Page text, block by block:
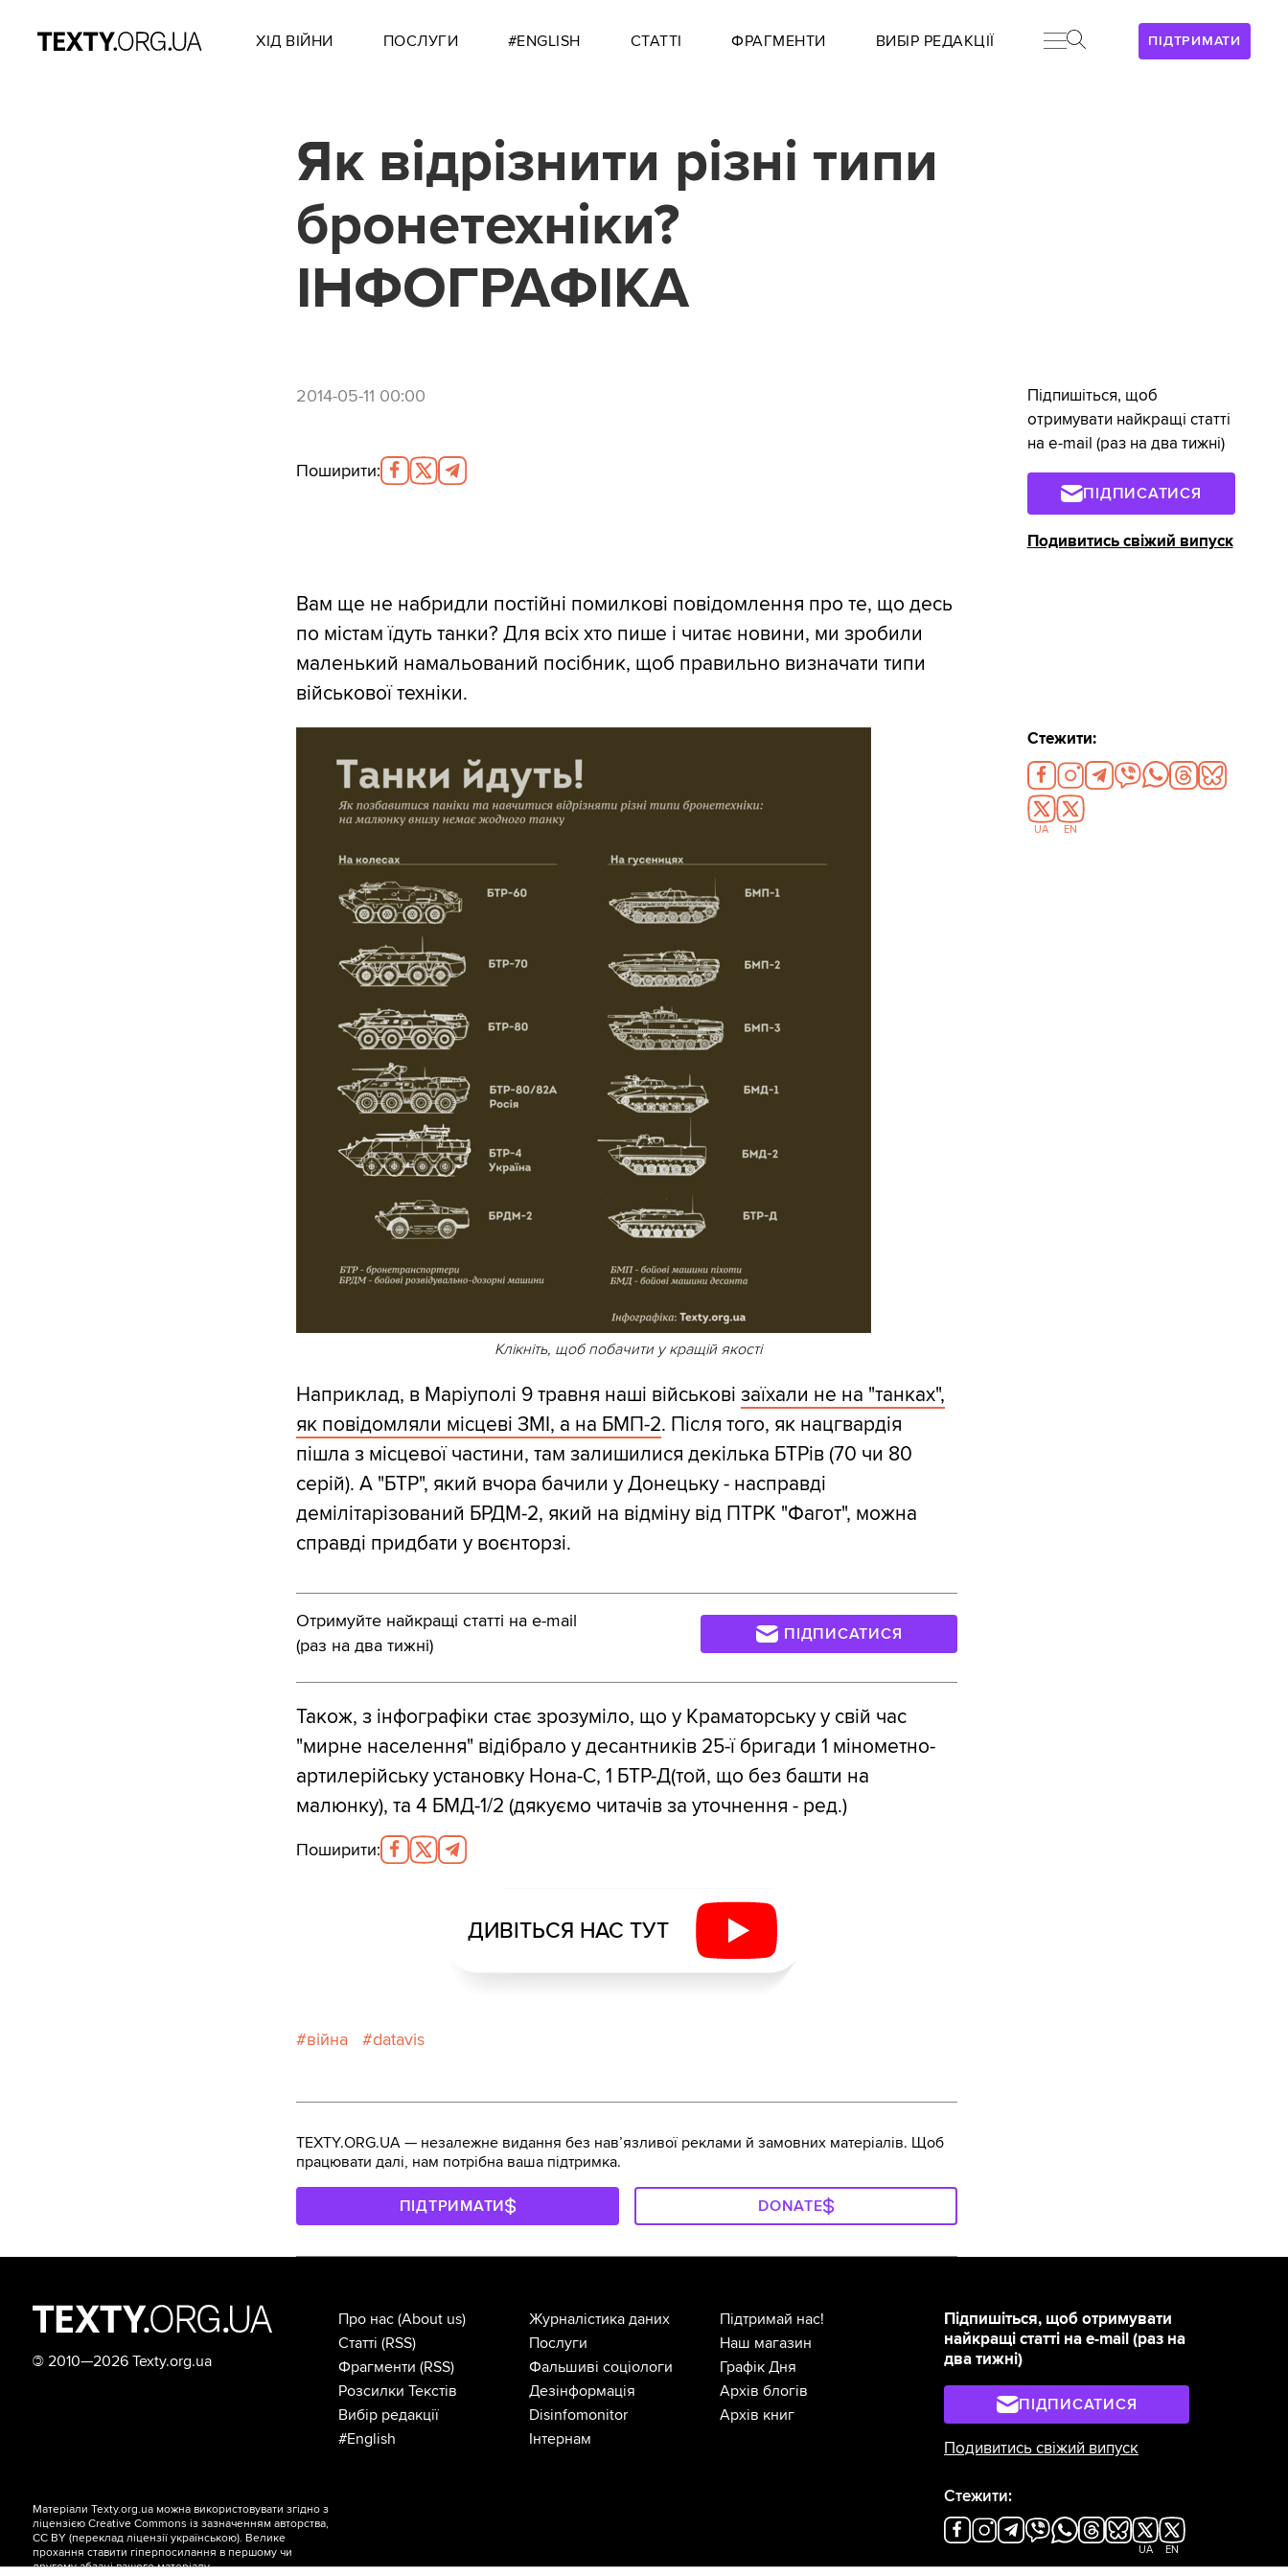
ПІДТРИМАТИ
ХІД ВІЙНИ ПОСЛУГИ #ENGLISH СТАТТІ ФРАГМЕНТИ ВИБІР РЕДАКЦІЇ
Як відрізнити різні типи
бронетехніки?
ІНФОГРАФІКА
2014-05-11 00:00
Поширити:
Вам ще не набридли постійні помилкові повідомлення про те, що десь
по містам їдуть танки? Для всіх хто пише і читає новини, ми зробили
маленький намальований посібник, щоб правильно визначати типи
військової техніки.
Клікніть, щоб побачити у кращій якості
Наприклад, в Маріуполі 9 травня наші військові заїхали не на "танках",
як повідомляли місцеві ЗМІ, а на БМП-2. Після того, як нацгвардія
пішла з місцевої частини, там залишилися декілька БТРів (70 чи 80
серій). А "БТР", який вчора бачили у Донецьку - насправді
демілітарізований БРДМ-2, який на відміну від ПТРК "Фагот", можна
справді придбати у воєнторзі.
Отримуйте найкращі статті на e-mail
(раз на два тижні)
ПІДПИСАТИСЯ
Також, з інфографіки стає зрозуміло, що у Краматорську у свій час
"мирне населення" відібрало у десантників 25-ї бригади 1 мінометно-
артилерійську установку Нона-С, 1 БТР-Д(той, що без башти на
малюнку), та 4 БМД-1/2 (дякуємо читачів за уточнення - ред.)
Поширити:
ДИВІТЬСЯ НАС ТУТ
війна datavis
Підпишіться, щоб
отримувати найкращі статті
на e-mail (раз на два тижні)
ПІДПИСАТИСЯ
Подивитись свіжий випуск
Стежити:
UA EN
TEXTY.ORG.UA — незалежне видання без навʼязливої реклами й замовних матеріалів. Щоб
працювати далі, нам потрібна ваша підтримка.
ПІДТРИМАТИ DONATE
© 2010—2026 Texty.org.ua
Підпишіться, щоб отримувати
найкращі статті на e-mail (раз на
два тижні)
ПІДПИСАТИСЯ
Подивитись свіжий випуск
Стежити:
UA EN
Про нас (About us)
Статті (RSS)
Фрагменти (RSS)
Розсилки Текстів
Вибір редакції
#English
Журналістика даних
Послуги
Фальшиві соціологи
Дезінформація
Disinfomonitor
Інтернам
Підтримай нас!
Наш магазин
Графік Дня
Архів блогів
Архів книг
Матеріали Texty.org.ua можна використовувати згідно з
ліцензієюCreative Commons із зазначенням авторства,
CC BY (переклад ліцензіїукраїнською). Велике
прохання ставити гіперпосилання в першому чи
другому абзаці вашого матеріалу.